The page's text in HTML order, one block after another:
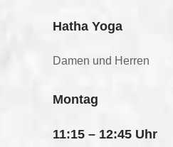
Hatha Yoga
Damen und Herren
Montag
11:15 – 12:45 Uhr